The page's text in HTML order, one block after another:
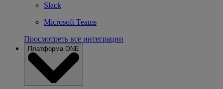
Slack
Microsoft Teams
Просмотреть все интеграции
Платформа ONE